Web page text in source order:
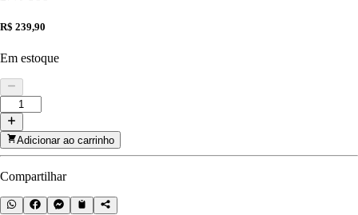
R$ 239,90
Em estoque
Adicionar ao carrinho
Compartilhar